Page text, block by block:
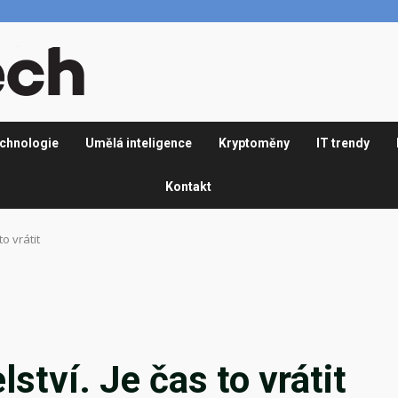
Umělá inteligence Kryptoměny IT trendy
Kontakt
vrátit
Je čas to vrátit